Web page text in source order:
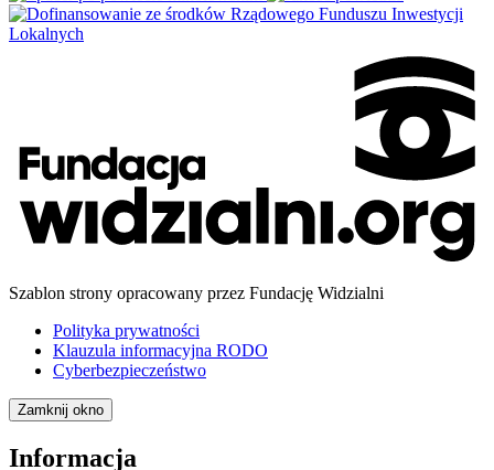
Szablon strony opracowany przez Fundację Widzialni
Polityka prywatności
Klauzula informacyjna RODO
Cyberbezpieczeństwo
Zamknij okno
Informacja